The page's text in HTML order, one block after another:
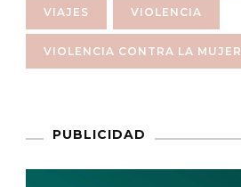
VIAJES VIOLENCIA
VIOLENCIA CONTRA LA MUJER
PUBLICIDAD